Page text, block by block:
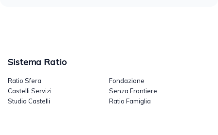
Sistema Ratio
Ratio Sfera
Castelli Servizi
Studio Castelli
Fondazione
Senza Frontiere
Ratio Famiglia